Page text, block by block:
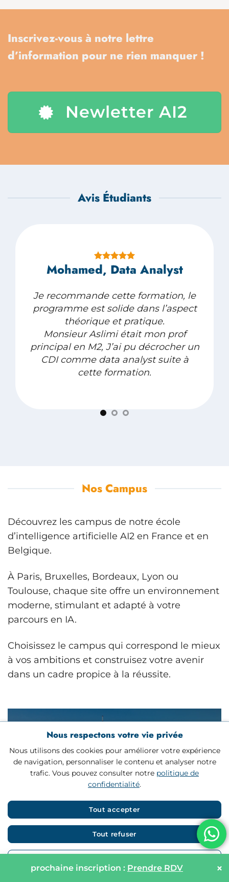
Inscrivez-vous à notre lettre
d’information pour ne rien manquer !
Newletter AI2
Avis Étudiants
Mohamed, Data Analyst
Je recommande cette formation, le
programme est solide dans l’aspect
théorique et pratique.
Monsieur Aslimi était mon prof
principal en M2, J’ai pu décrocher un
CDI comme data analyst suite à
cette formation.
Nos Campus
Découvrez les campus de notre école
d’intelligence artificielle AI2 en France et en
Belgique.
À Paris, Bruxelles, Bordeaux, Lyon ou
Toulouse, chaque site offre un environnement
moderne, stimulant et adapté à votre
parcours en IA.
Choisissez le campus qui correspond le mieux
à vos ambitions et construisez votre avenir
dans un cadre propice à la réussite.
PARIS
Nous respectons votre vie privée
Nous utilisons des cookies pour améliorer votre expérience
de navigation, personnaliser le contenu et analyser notre
trafic. Vous pouvez consulter notre politique de
confidentialité.
Tout accepter
Tout refuser
prochaine inscription : Prendre RDV ×